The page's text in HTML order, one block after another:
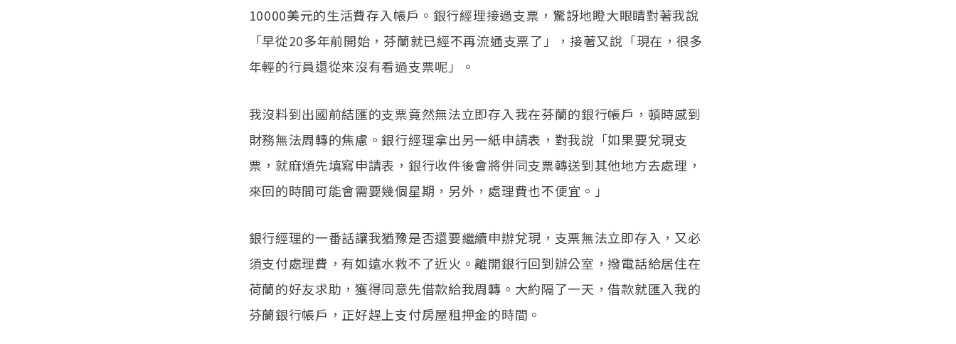
10000美元的生活費存入帳戶。銀行經理接過支票，驚訝地瞪大眼睛對著我說
「早從20多年前開始，芬蘭就已經不再流通支票了」，接著又說「現在，很多
年輕的行員還從來沒有看過支票呢」。
我沒料到出國前結匯的支票竟然無法立即存入我在芬蘭的銀行帳戶，頓時感到
財務無法周轉的焦慮。銀行經理拿出另一紙申請表，對我說「如果要兌現支
票，就麻煩先填寫申請表，銀行收件後會將併同支票轉送到其他地方去處理，
來回的時間可能會需要幾個星期，另外，處理費也不便宜。」
銀行經理的一番話讓我猶豫是否還要繼續申辦兌現，支票無法立即存入，又必
須支付處理費，有如遠水救不了近火。離開銀行回到辦公室，撥電話給居住在
荷蘭的好友求助，獲得同意先借款給我周轉。大約隔了一天，借款就匯入我的
芬蘭銀行帳戶，正好趕上支付房屋租押金的時間。